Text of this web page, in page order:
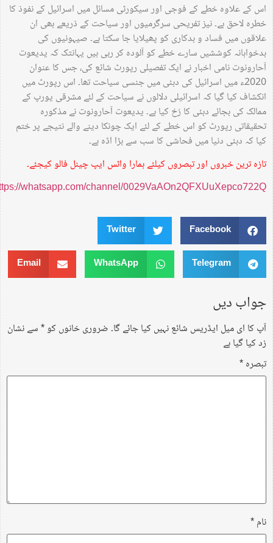
اس کے علاوہ خطے کے فوجی اور سیکورٹی مسائل میں اسرائیل کے نفوذ کا
خطرہ لاحق ہے۔ نیز تفریحی سرگرمیوں اور سیاحت کے ذریعے بھی ان
علاقوں میں فساد و بدکاری کو پھیلایا جا سکتا ہے۔ صیہونیوں کی
بدخواہانہ کوششیں سارے خطے کو آلودہ کر رہی ہیں یہانتک کہ یدیعوت
آحارونوت نامی اخبار نے ایک تفصیلی رپورٹ شائع کی، جس کا عنوان
2020ء میں اسرائیل کی دبئی میں جنسی سیاحت تھا۔ اس رپورٹ میں
انکشاف کیا گیا کہ اسرائیلی دلالوں نے سیاحت کے لئے مشرقی یورپ کے
ممالک کی بجائے دبئی کا رُخ کیا ہے۔ یدیعوت آحارونوت نے مذکورہ
تحقیقاتی رپورٹ کو اس خطے کے لئے ایک چونکا دینے والے نتیجے پر ختم
کیا کہ دبئی دنیا میں فحاشی کا سب سے بڑا اڈہ ہے۔
تازہ ترین خبروں اور تبصروں کیلئے ہمارا واٹس ایپ چینل فالو کیجئے۔
https://whatsapp.com/channel/0029VaAOn2QFXUuXepco722Q
Facebook
Twitter
Telegram
WhatsApp
Email
جواب دیں
آپ کا ای میل ایڈریس شائع نہیں کیا جائے گا۔ضروری خانوں کو*سے نشان
زد کیا گیا ہے
تبصرہ*
نام*